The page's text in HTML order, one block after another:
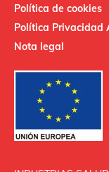
Política de cookies
Política Privacidad
Nota legal